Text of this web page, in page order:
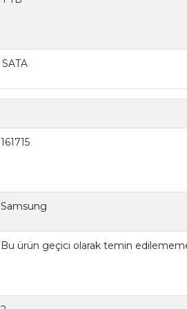
SATA
161715
Samsung
Bu ürün geçici olarak temin